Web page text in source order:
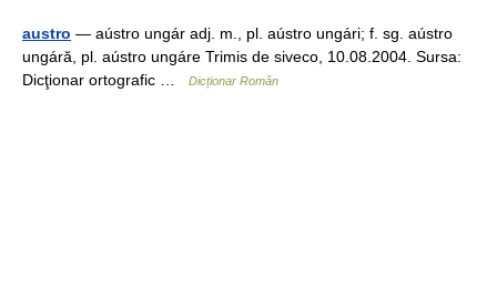
austro — aústro ungár adj. m., pl. aústro ungári; f. sg. aústro
ungáră, pl. aústro ungáre Trimis de siveco, 10.08.2004. Sursa:
Dicţionar ortografic …
Dicționar Român